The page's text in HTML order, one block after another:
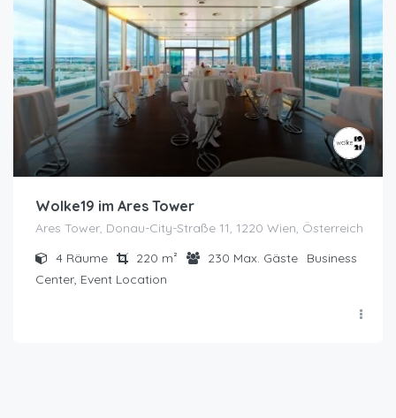
Wolke19 im Ares Tower
Ares Tower, Donau-City-Straße 11, 1220 Wien, Österreich
4 Räume 220 m² 230 Max. Gäste
Business
Center, Event Location